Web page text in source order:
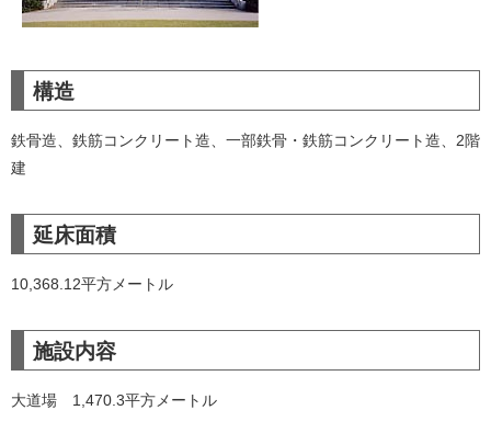
構造
鉄骨造、鉄筋コンクリート造、一部鉄骨・鉄筋コンクリート造、2階
建
延床面積
10,368.12平方メートル
施設内容
大道場 1,470.3平方メートル